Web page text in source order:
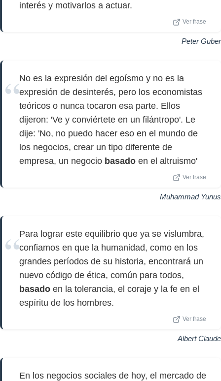
interés y motivarlos a actuar.
Ver frase
Peter Guber
No es la expresión del egoísmo y no es la
expresión de desinterés, pero los economistas
teóricos o nunca tocaron esa parte. Ellos
dijeron: 'Ve y conviértete en un filántropo'. Le
dije: 'No, no puedo hacer eso en el mundo de
los negocios, crear un tipo diferente de
empresa, un negocio basado en el altruismo'
Ver frase
Muhammad Yunus
Para lograr este equilibrio que ya se vislumbra,
confiamos en que la humanidad, como en los
grandes períodos de su historia, encontrará un
nuevo código de ética, común para todos,
basado en la tolerancia, el coraje y la fe en el
espíritu de los hombres.
Ver frase
Albert Claude
En los negocios sociales de hoy, el mercado de